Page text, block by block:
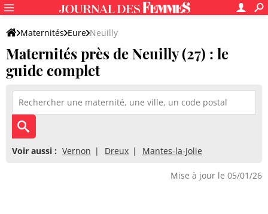
Maternités Eure Neuilly
Maternités près de Neuilly (27) : le
guide complet
Voir aussi : Vernon Dreux Mantes-la-Jolie
Mise à jour le 05/01/26